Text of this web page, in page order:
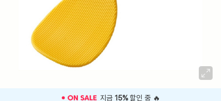
지금15%할인 중 🔥